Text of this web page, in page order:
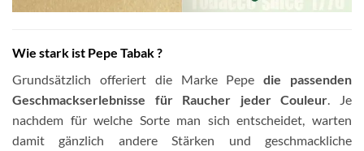
Wie stark ist Pepe Tabak ?
Grundsätzlich offeriert die Marke Pepedie passenden
Geschmackserlebnisse für Raucher jeder Couleur . Je
nachdem für welche Sorte man sich entscheidet, warten
damit gänzlich andere Stärken und geschmackliche